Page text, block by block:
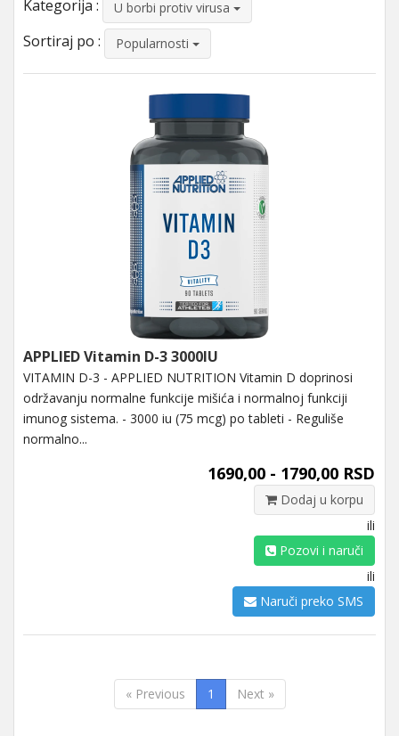
Kategorija : U borbi protiv virusa
Sortiraj po : Popularnosti
APPLIED Vitamin D-3 3000IU
VITAMIN D-3 - APPLIED NUTRITION Vitamin D doprinosi
održavanju normalne funkcije mišića i normalnoj funkciji
imunog sistema. - 3000 iu (75 mcg) po tableti - Reguliše
normalno...
1690,00 - 1790,00 RSD
Dodaj u korpu
ili
Pozovi i naruči
ili
Naruči preko SMS
« Previous 1 Next »